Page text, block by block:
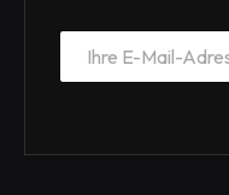
m
E
a
*